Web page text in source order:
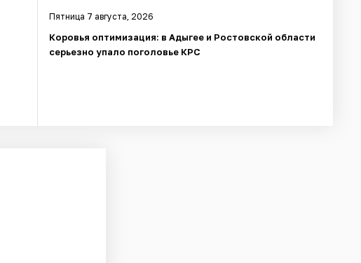
Пятница 7 августа, 2026
Коровья оптимизация: в Адыгее и Ростовской области
серьезно упало поголовье КРС